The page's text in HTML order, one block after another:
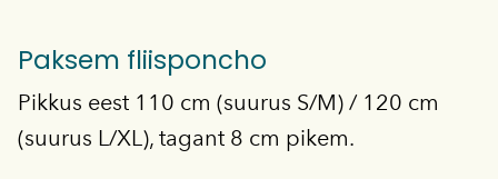
Paksem fliisponcho
Pikkus eest 110 cm (suurus S/M) / 120 cm
(suurus L/XL), tagant 8 cm pikem.